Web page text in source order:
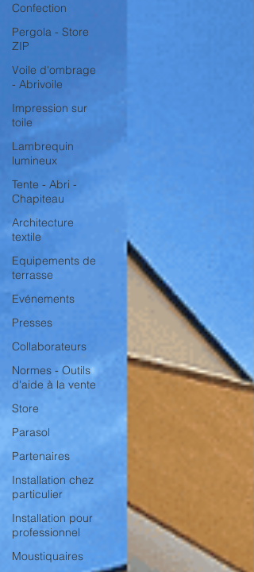
Confection
Pergola - Store
ZIP
Voile d'ombrage
- Abrivoile
Impression sur
toile
Lambrequin
lumineux
Tente - Abri -
Chapiteau
Architecture
textile
Equipements de
terrasse
Evénements
Presses
Collaborateurs
Normes - Outils
d'aide à la vente
Store
Parasol
Partenaires
Installation chez
particulier
Installation pour
professionnel
Moustiquaires